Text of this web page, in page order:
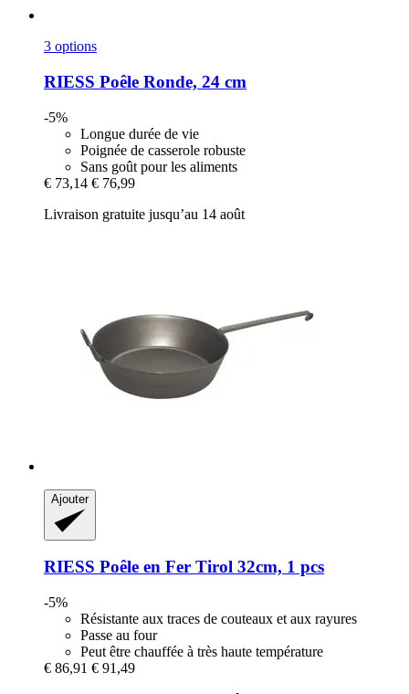
3 options
RIESS Poêle Ronde, 24 cm
-5%
Longue durée de vie
Poignée de casserole robuste
Sans goût pour les aliments
€ 73,14 € 76,99
Livraison gratuite jusqu’au 14 août
Ajouter
RIESS Poêle en Fer Tirol 32cm, 1 pcs
-5%
Résistante aux traces de couteaux et aux rayures
Passe au four
Peut être chauffée à très haute température
€ 86,91 € 91,49